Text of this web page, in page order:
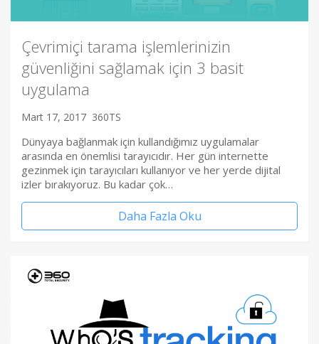
Çevrimiçi tarama işlemlerinizin
güvenliğini sağlamak için 3 basit
uygulama
Mart 17, 2017 360TS
Dünyaya bağlanmak için kullandığımız uygulamalar
arasında en önemlisi tarayıcıdır. Her gün internette
gezinmek için tarayıcıları kullanıyor ve her yerde dijital
izler bırakıyoruz. Bu kadar çok…
Daha Fazla Oku